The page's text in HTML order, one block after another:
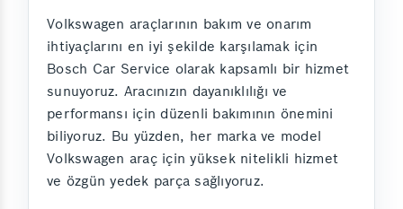
Volkswagen araçlarının bakım ve onarım
ihtiyaçlarını en iyi şekilde karşılamak için
Bosch Car Service olarak kapsamlı bir hizmet
sunuyoruz. Aracınızın dayanıklılığı ve
performansı için düzenli bakımının önemini
biliyoruz. Bu yüzden, her marka ve model
Volkswagen araç için yüksek nitelikli hizmet
ve özgün yedek parça sağlıyoruz.